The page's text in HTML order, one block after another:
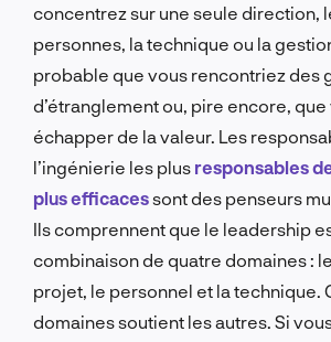
concentrez sur une seule direction,
personnes, la technique ou la
probable que vous rencontriez des
d’étranglement ou, pire encore,
échapper de la valeur. Les
l’ingénierie les plus responsables
plus efficacessont des penseurs
Ils comprennent que le leadership
combinaison de quatre domaines :
projet, le personnel et la technique.
domaines soutient les autres. Si